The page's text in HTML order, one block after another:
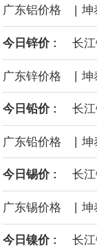
亿美元
高50%。
广东铝价格 | 坤
今日锌价 : 长
广东锌价格 | 坤
今日铅价 : 长
广东铅价格 坤
今日锡价 : 长
广东锡价格 坤
今日镍价 : 长